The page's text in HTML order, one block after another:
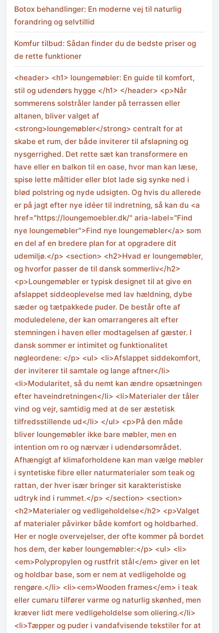
Botox behandlinger: En moderne vej til naturlig
forandring og selvtillid
Komfur tilbud: Sådan finder du de bedste priser og
de rette funktioner
<header> <h1> loungemøbler: En guide til komfort,
stil og udendørs hygge </h1> </header> <p>Når
sommerens solstråler lander på terrassen eller
altanen, bliver valget af
<strong>loungemøbler</strong> centralt for at
skabe et rum, der både inviterer til afslapning og
nysgerrighed. Det rette sæt kan transformere en
have eller en balkon til en oase, hvor man kan læse,
spise lette måltider eller blot lade sig synke ned i
blød polstring og nyde udsigten. Og hvis du allerede
er på jagt efter nye idéer til indretning, så kan du <a
href="https://loungemoebler.dk/" aria-label="Find
nye loungemøbler">Find nye loungemøbler</a> som
en del af en bredere plan for at opgradere dit
udemiljø.</p> <section> <h2>Hvad er loungemøbler,
og hvorfor passer de til dansk sommerliv</h2>
<p>Loungemøbler er typisk designet til at give en
afslappet siddeoplevelse med lav hældning, dybe
sæder og tætpakkede puder. De består ofte af
moduledelene, der kan omarrangeres alt efter
stemningen i haven eller modtagelsen af gæster. I
dansk sommer er intimitet og funktionalitet
nøgleordene: </p> <ul> <li>Afslappet siddekomfort,
der inviterer til samtale og lange aftner</li>
<li>Modularitet, så du nemt kan ændre opsætningen
efter haveindretningen</li> <li>Materialer der tåler
vind og vejr, samtidig med at de ser æstetisk
tilfredsstillende ud</li> </ul> <p>På den måde
bliver loungemøbler ikke bare møbler, men en
intention om ro og nærvær i udendørsområdet.
Afhængigt af klimaforholdene kan man vælge møbler
i syntetiske fibre eller naturmaterialer som teak og
rattan, der hver især bringer sit karakteristiske
udtryk ind i rummet.</p> </section> <section>
<h2>Materialer og vedligeholdelse</h2> <p>Valget
af materialer påvirker både komfort og holdbarhed.
Her er nogle overvejelser, der ofte kommer på bordet
hos dem, der køber loungemøbler:</p> <ul> <li>
<em>Polypropylen og rustfrit stål</em> giver en let
og holdbar base, som er nem at vedligeholde og
rengøre.</li> <li><em>Wooden frames</em> i teak
eller cumaru tilfører varme og naturlig skønhed, men
kræver lidt mere vedligeholdelse som oliering.</li>
<li>Tæpper og puder i vandafvisende tekstiler for at